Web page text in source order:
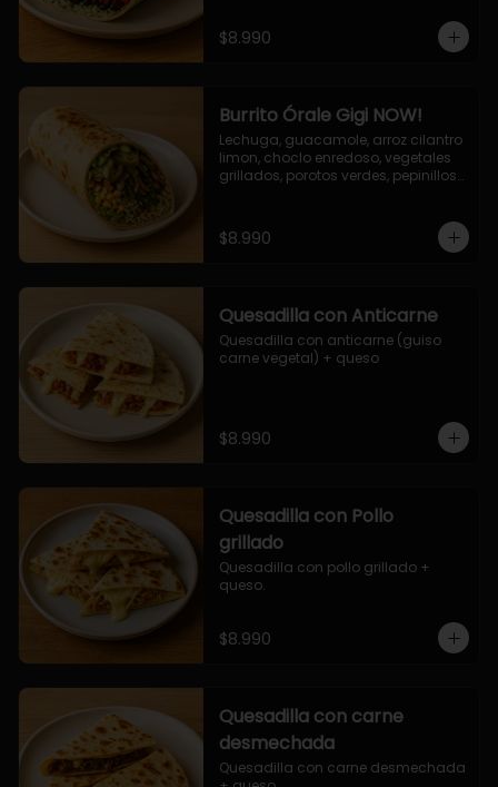
$8.990
Burrito Órale Gigi NOW!
Lechuga, guacamole, arroz cilantro
limon, choclo enredoso, vegetales
grillados, porotos verdes, pepinillos
$8.990
Quesadilla con Anticarne
Quesadilla con anticarne (guiso
carne vegetal) + queso
$8.990
Quesadilla con Pollo
grillado
Quesadilla con pollo grillado +
queso.
$8.990
Quesadilla con carne
desmechada
Quesadilla con carne desmechada